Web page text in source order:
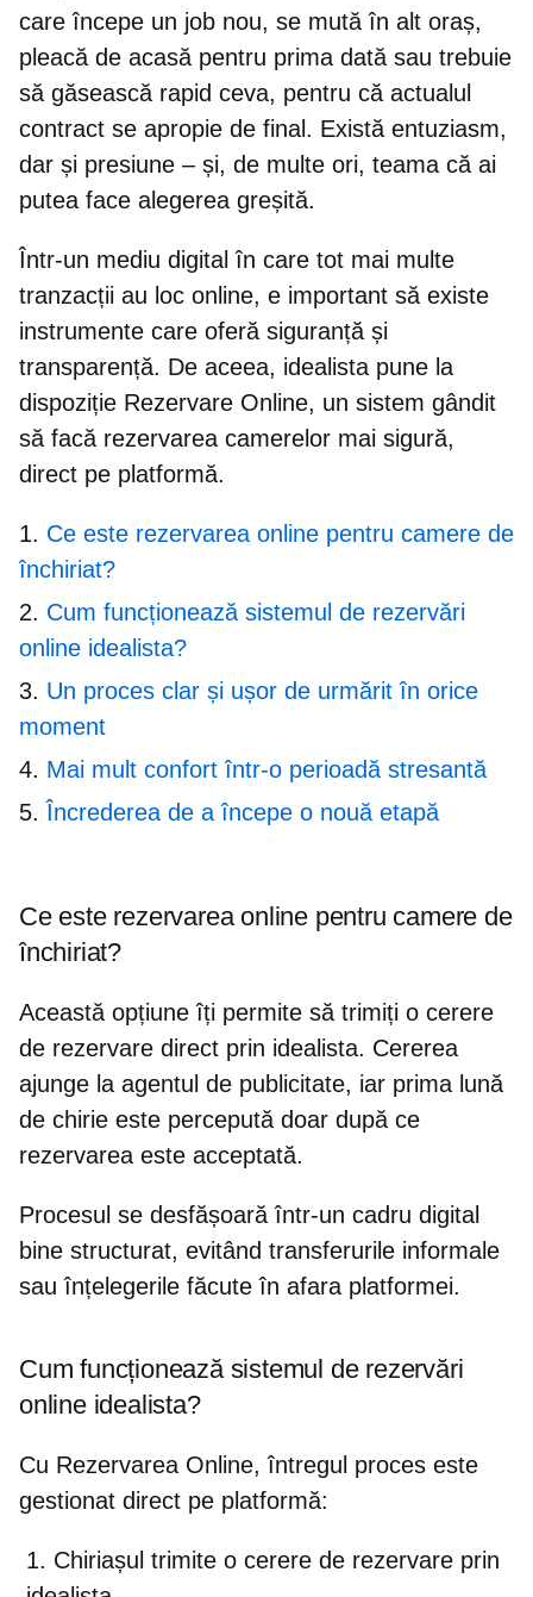
care începe un job nou, se mută în alt oraș,
pleacă de acasă pentru prima dată sau trebuie
să găsească rapid ceva, pentru că actualul
contract se apropie de final. Există entuziasm,
dar și presiune – și, de multe ori, teama că ai
putea face alegerea greșită.
Într-un mediu digital în care tot mai multe
tranzacții au loc online, e important să existe
instrumente care oferă siguranță și
transparență. De aceea, idealista pune la
dispoziție Rezervare Online, un sistem gândit
să facă rezervarea camerelor mai sigură,
direct pe platformă.
Ce este rezervarea online pentru camere de
închiriat?
Cum funcționează sistemul de rezervări
online idealista?
Un proces clar și ușor de urmărit în orice
moment
Mai mult confort într-o perioadă stresantă
Încrederea de a începe o nouă etapă
Ce este rezervarea online pentru camere de
închiriat?
Această opțiune îți permite să trimiți o cerere
de rezervare direct prin idealista. Cererea
ajunge la agentul de publicitate, iar prima lună
de chirie este percepută doar după ce
rezervarea este acceptată.
Procesul se desfășoară într-un cadru digital
bine structurat, evitând transferurile informale
sau înțelegerile făcute în afara platformei.
Cum funcționează sistemul de rezervări
online idealista?
Cu Rezervarea Online, întregul proces este
gestionat direct pe platformă:
Chiriașul trimite o cerere de rezervare prin